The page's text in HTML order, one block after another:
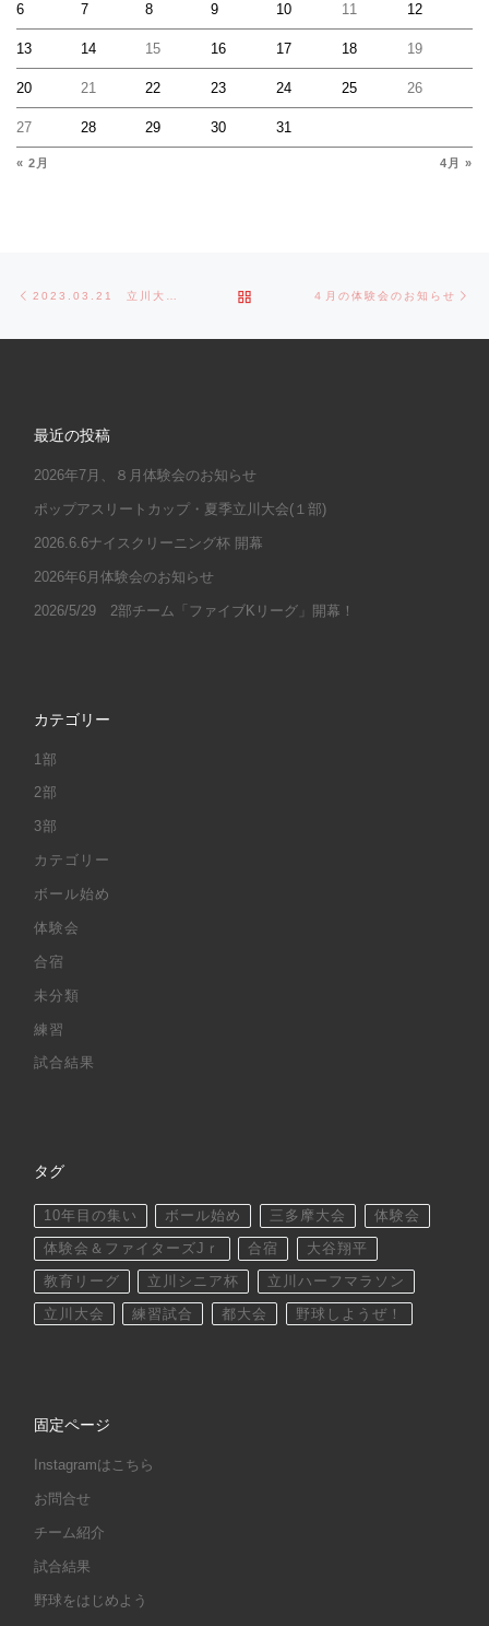
« 2月 4月 »
6 7 8 9 10 11 12
13 14 15 16 17 18 19
20 21 22 23 24 25 26
27 28 29 30 31
Post navigation BACK TO POST LIST
４月の体験会のお知らせ
最近の投稿
2026年7月、８月体験会のお知らせ
ポップアスリートカップ・夏季立川大会(１部)
2026.6.6ナイスクリーニング杯 開幕
2026年6月体験会のお知らせ
2026/5/29 2部チーム「ファイブKリーグ」開幕！
カテゴリー
1部
2部
3部
カテゴリー
ボール始め
体験会
合宿
未分類
練習
試合結果
タグ
10年目の集い ボール始め 三多摩大会 体験会
体験会＆ファイターズJｒ 合宿 大谷翔平
教育リーグ 立川シニア杯 立川ハーフマラソン
立川大会 練習試合 都大会 野球しようぜ！
固定ページ
Instagramはこちら
お問合せ
チーム紹介
試合結果
野球をはじめよう